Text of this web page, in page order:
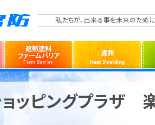
私たちが、出来る事を未来のために
ョッピングプラザ